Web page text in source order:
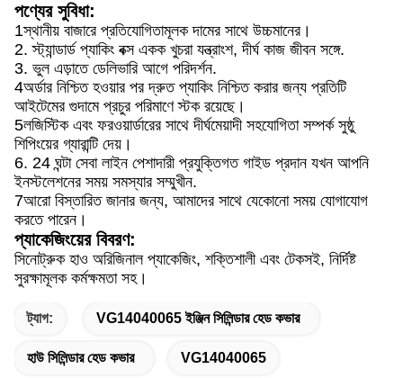
পণ্যের সুবিধা:
1স্থানীয় বাজারে প্রতিযোগিতামূলক দামের সাথে উচ্চমানের।
2. স্ট্যান্ডার্ড প্যাকিং বক্স একক খুচরা যন্ত্রাংশ, দীর্ঘ কাজ জীবন সঙ্গে.
3. ভুল এড়াতে ডেলিভারি আগে পরিদর্শন.
4অর্ডার নিশ্চিত হওয়ার পর দ্রুত প্যাকিং নিশ্চিত করার জন্য প্রতিটি
আইটেমের গুদামে প্রচুর পরিমাণে স্টক রয়েছে।
5লজিস্টিক এবং ফরওয়ার্ডারের সাথে দীর্ঘমেয়াদী সহযোগিতা সম্পর্ক সুষ্ঠু
শিপিংয়ের গ্যারান্টি দেয়।
6. 24 ঘন্টা সেবা লাইন পেশাদারী প্রযুক্তিগত গাইড প্রদান যখন আপনি
ইনস্টলেশনের সময় সমস্যার সম্মুখীন.
7আরো বিস্তারিত জানার জন্য, আমাদের সাথে যেকোনো সময় যোগাযোগ
করতে পারেন।
প্যাকেজিংয়ের বিবরণ:
সিনোট্রুক হাও অরিজিনাল প্যাকেজিং, শক্তিশালী এবং টেকসই, নির্দিষ্ট
সুরক্ষামূলক কর্মক্ষমতা সহ।
ট্যাগ: VG14040065 ইঞ্জিন সিলিন্ডার হেড কভার
হাউ সিলিন্ডার হেড কভার VG14040065